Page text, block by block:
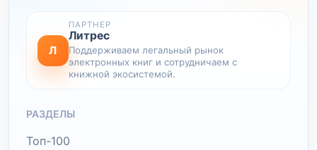
Л
ПАРТНЕР
Литрес
Поддерживаем легальный рынок
электронных книг и сотрудничаем с
книжной экосистемой.
РАЗДЕЛЫ
Топ-100